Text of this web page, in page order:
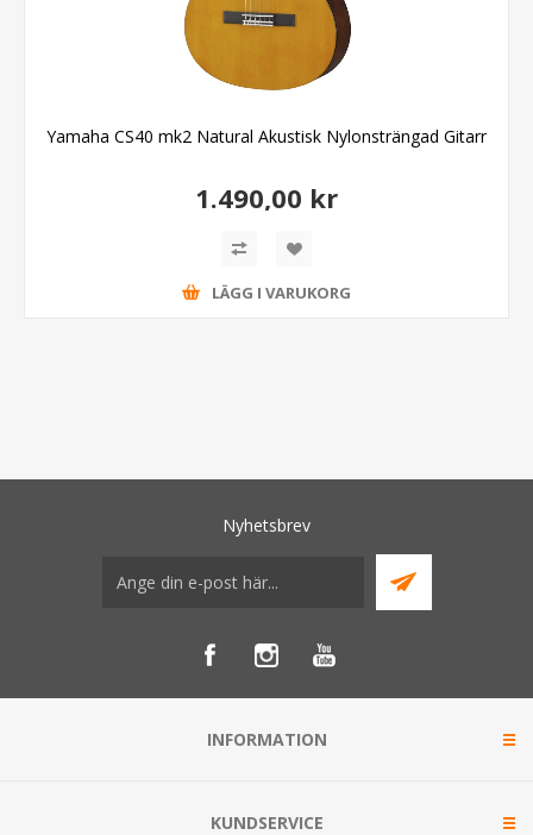
Yamaha CS40 mk2 Natural Akustisk Nylonsträngad Gitarr
1.490,00 kr
LÄGG I VARUKORG
Nyhetsbrev
INFORMATION
KUNDSERVICE